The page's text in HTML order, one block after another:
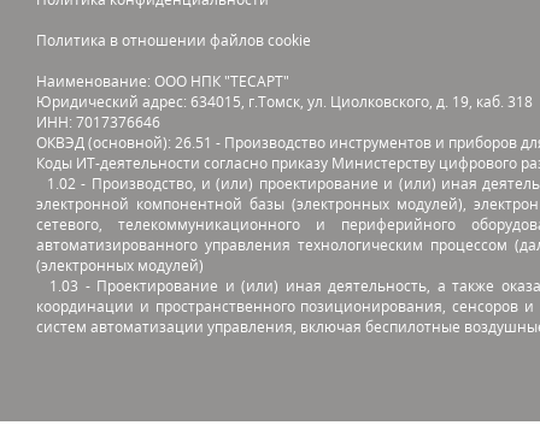
Политика в отношении файлов cookie
Наименование: ООО НПК "ТЕСАРТ"
Юридический адрес: 634015, г.Томск, ул. Циолковского, д. 19, каб. 318
ИНН: 7017376646
ОКВЭД (основной): 26.51 - Производство инструментов и приборов
Коды ИТ-деятельности согласно приказу Министерству цифрового
1.02 - Производство, и (или) проектирование и (или) иная
электронной компонентной базы (электронных модулей),
сетевого, телекоммуникационного и периферийного
автоматизированного управления технологическим процессом
(электронных модулей)
1.03 - Проектирование и (или) иная деятельность, а также
координации и пространственного позиционирования, сенсоров
систем автоматизации управления, включая беспилотные